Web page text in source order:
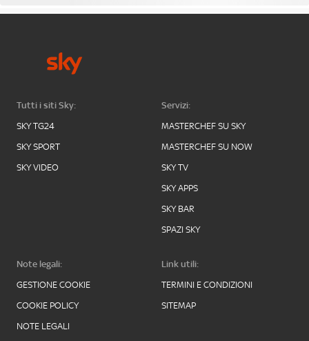
Tutti i siti Sky:
SKY TG24
SKY SPORT
SKY VIDEO
Servizi:
MASTERCHEF SU SKY
MASTERCHEF SU NOW
SKY TV
SKY APPS
SKY BAR
SPAZI SKY
Note legali:
GESTIONE COOKIE
COOKIE POLICY
NOTE LEGALI
Link utili:
TERMINI E CONDIZIONI
SITEMAP